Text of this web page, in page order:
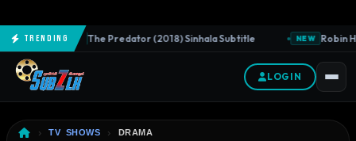
Trending
NEW The Predator (2018) Sinhala Subtitle NEW Robin
LOGIN
TV SHOWS
DRAMA